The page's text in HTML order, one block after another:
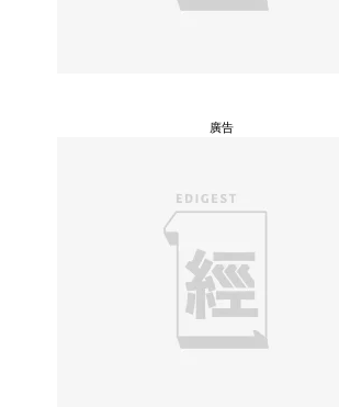
廣告